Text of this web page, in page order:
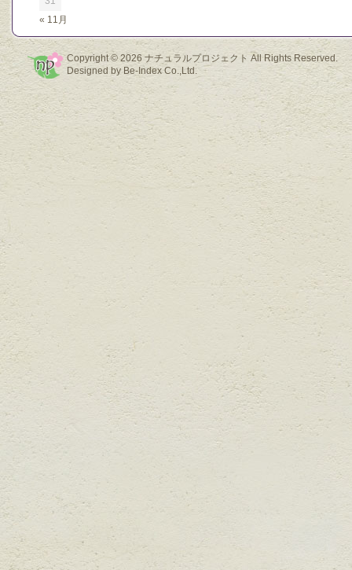
« 11月
Copyright © 2026 ナチュラルプロジェクト All Rights Reserved.
Designed by Be-Index Co.,Ltd.